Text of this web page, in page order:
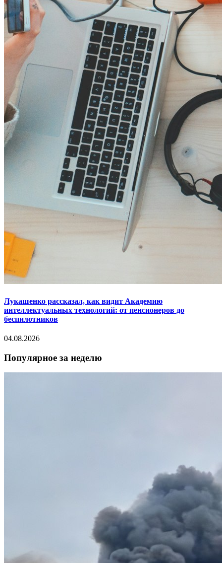
Лукашенко рассказал, как видит Академию
интеллектуальных технологий: от пенсионеров до
беспилотников
04.08.2026
Популярное за неделю